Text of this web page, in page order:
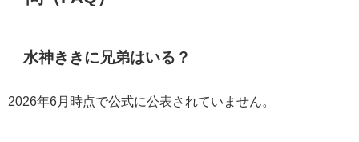
水神ききに兄弟はいる？
2026年6月時点で公式に公表されていません。